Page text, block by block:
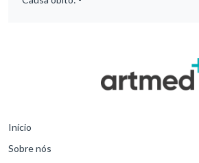
Início
Sobre nós